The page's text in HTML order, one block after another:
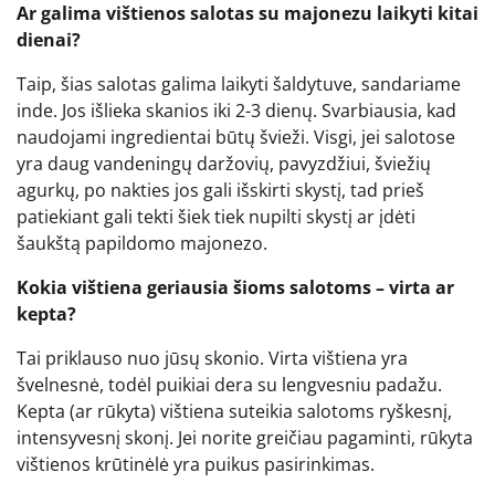
Ar galima vištienos salotas su majonezu laikyti kitai
dienai?
Taip, šias salotas galima laikyti šaldytuve, sandariame
inde. Jos išlieka skanios iki 2-3 dienų. Svarbiausia, kad
naudojami ingredientai būtų švieži. Visgi, jei salotose
yra daug vandeningų daržovių, pavyzdžiui, šviežių
agurkų, po nakties jos gali išskirti skystį, tad prieš
patiekiant gali tekti šiek tiek nupilti skystį ar įdėti
šaukštą papildomo majonezo.
Kokia vištiena geriausia šioms salotoms – virta ar
kepta?
Tai priklauso nuo jūsų skonio. Virta vištiena yra
švelnesnė, todėl puikiai dera su lengvesniu padažu.
Kepta (ar rūkyta) vištiena suteikia salotoms ryškesnį,
intensyvesnį skonį. Jei norite greičiau pagaminti, rūkyta
vištienos krūtinėlė yra puikus pasirinkimas.